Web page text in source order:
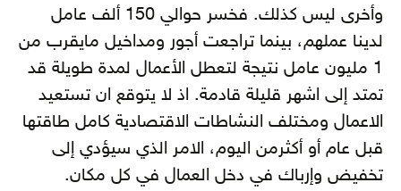
وأخرى ليس كذلك. فخسر حوالي 150 ألف عامل
لدينا عملهم، بينما تراجعت أجور ومداخيل مايقرب من
1 مليون عامل نتيجة لتعطل الأعمال لمدة طويلة قد
تمتد إلى اشهر قليلة قادمة. اذ لا يتوقع ان تستعيد
الاعمال ومختلف النشاطات الاقتصادية كامل طاقتها
قبل عام أو أكثرمن اليوم، الامر الذي سيؤدي إلى
تخفيض وإرباك في دخل العمال في كل مكان.